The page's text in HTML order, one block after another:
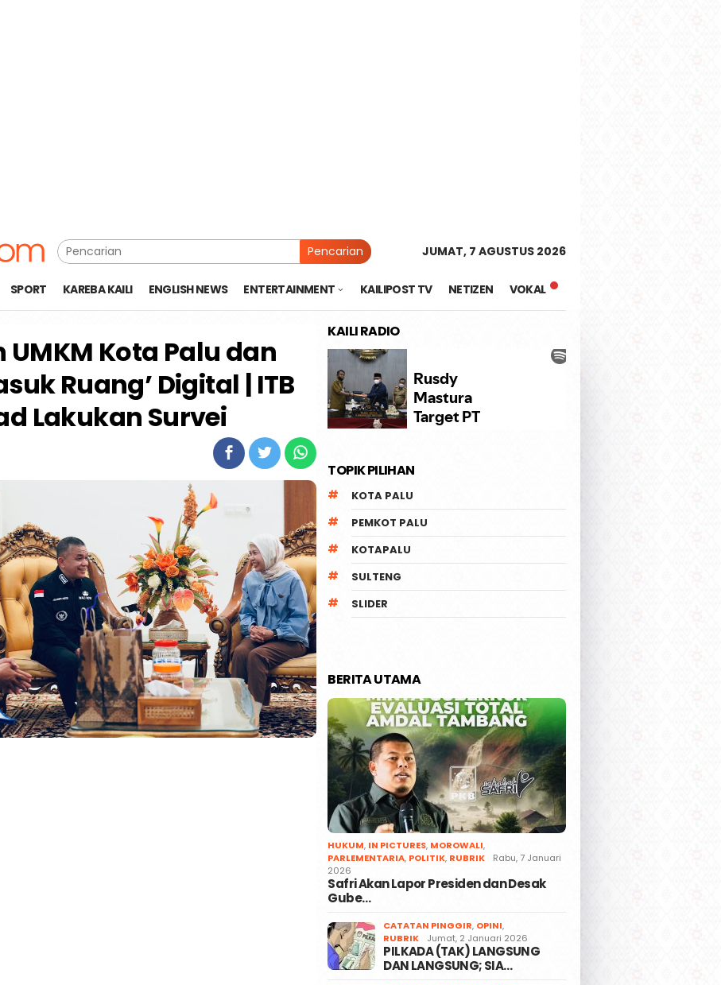
Pencarian JUMAT, 7 AGUSTUS 2026
SPORT KAREBA KAILI ENGLISH NEWS ENTERTAINMENT KAILIPOST TV NETIZEN VOKAL
UMKM Kota Palu dan
Ruang’ Digital | ITB
Lakukan Survei
KAILI RADIO
TOPIK PILIHAN
KOTA PALU
PEMKOT PALU
KOTAPALU
SULTENG
SLIDER
BERITA UTAMA
HUKUM, IN PICTURES, MOROWALI,
PARLEMENTARIA, POLITIK, RUBRIK
Rabu, 7 Januari
2026
Safri Akan Lapor Presiden dan Desak
Gube…
CATATAN PINGGIR, OPINI,
RUBRIK
Jumat, 2 Januari 2026
PILKADA (TAK) LANGSUNG
DAN LANGSUNG; SIA…